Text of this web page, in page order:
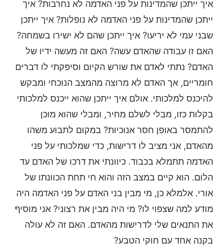
איך ייתכן שהמדינות על פני האדמה לא נחרבות? איך
ייתכן שהמדינות על פני האדמה לא נופלות? איך ייתכן
שבני עמי לא יריעו? איך ייתכן שהם לא ישירו בשמחה?
האם זו עבודה שהאדם עשה? האם זה מעשה ידיו של
האדם? נתתי לאדם את שורש הקיום וסיפקתי לו דברים
חומריים, אך האדם לא מרוצה מהמצב הנוכחי ומבקש
להיכנס למלכותי. אולם איך ייתכן שהוא ייכנס למלכותי
בקלות כזו, מבלי לשלם מחיר, ומבלי שהוא מוכן
להתמסר באופן חסר אנוכיות? במקום לתבוע משהו
מהאדם, אני מציב לו דרישות, כדי שמלכותי על פני
האדמה תתמלא בכבוד. כיוונתי את דרכו של האדם עד
הלום. הוא קיים במצב הזה והוא חי תחת הכוונתו של
אורי. אלמלא כן, מי מבין בני האדם על פני האדמה היה
מודע למה שצפוי לו? מי היה מבין את רצוני? אני מוסיף
את התנאים שלי לדרישות מהאדם. האם זה לא עולה
בקנה אחד עם חוקי הטבע?